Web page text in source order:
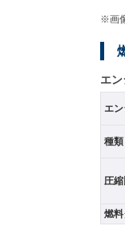
※画
エ
エ
種類
圧
燃